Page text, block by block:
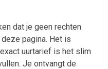
dat je geen rechten
pagina. Het is
uurtarief is het slim
Je ontvangt de